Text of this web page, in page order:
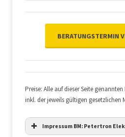
BERATUNGSTERMIN
Preise: Alle auf dieser Seite
inkl. der jeweils gültigen gesetzlichen
Impressum BM: Petertron